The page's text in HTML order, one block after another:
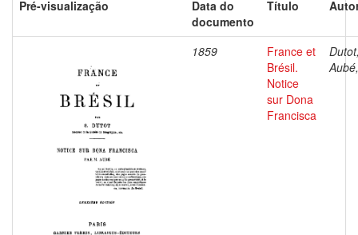
Pré-visualização
Data do
documento
Título
1859
France et
Brésil.
Notice
sur Dona
Francisca